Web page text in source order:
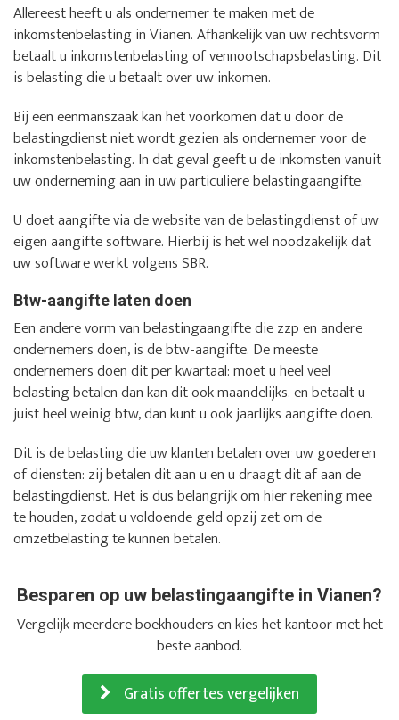
Allereest heeft u als ondernemer te maken met de
inkomstenbelasting in Vianen. Afhankelijk van uw rechtsvorm
betaalt u inkomstenbelasting of vennootschapsbelasting. Dit
is belasting die u betaalt over uw inkomen.
Bij een eenmanszaak kan het voorkomen dat u door de
belastingdienst niet wordt gezien als ondernemer voor de
inkomstenbelasting. In dat geval geeft u de inkomsten vanuit
uw onderneming aan in uw particuliere belastingaangifte.
U doet aangifte via de website van de belastingdienst of uw
eigen aangifte software. Hierbij is het wel noodzakelijk dat
uw software werkt volgens SBR.
Btw-aangifte laten doen
Een andere vorm van belastingaangifte die zzp en andere
ondernemers doen, is de btw-aangifte. De meeste
ondernemers doen dit per kwartaal: moet u heel veel
belasting betalen dan kan dit ook maandelijks. en betaalt u
juist heel weinig btw, dan kunt u ook jaarlijks aangifte doen.
Dit is de belasting die uw klanten betalen over uw goederen
of diensten: zij betalen dit aan u en u draagt dit af aan de
belastingdienst. Het is dus belangrijk om hier rekening mee
te houden, zodat u voldoende geld opzij zet om de
omzetbelasting te kunnen betalen.
Besparen op uw belastingaangifte in Vianen?
Vergelijk meerdere boekhouders en kies het kantoor met het
beste aanbod.
Gratis offertes vergelijken